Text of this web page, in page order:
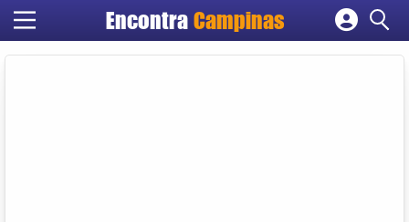
Encontra Campinas
Cadastrar empresa